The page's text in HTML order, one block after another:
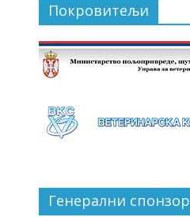
Покровитељи
Генерални спонзор